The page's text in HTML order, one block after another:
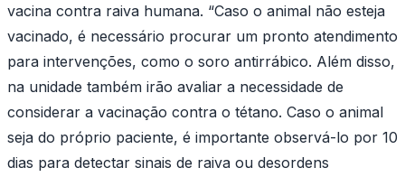
vacina contra raiva humana. “Caso o animal não esteja
vacinado, é necessário procurar um pronto atendimento
para intervenções, como o soro antirrábico. Além disso,
na unidade também irão avaliar a necessidade de
considerar a vacinação contra o tétano. Caso o animal
seja do próprio paciente, é importante observá-lo por 10
dias para detectar sinais de raiva ou desordens